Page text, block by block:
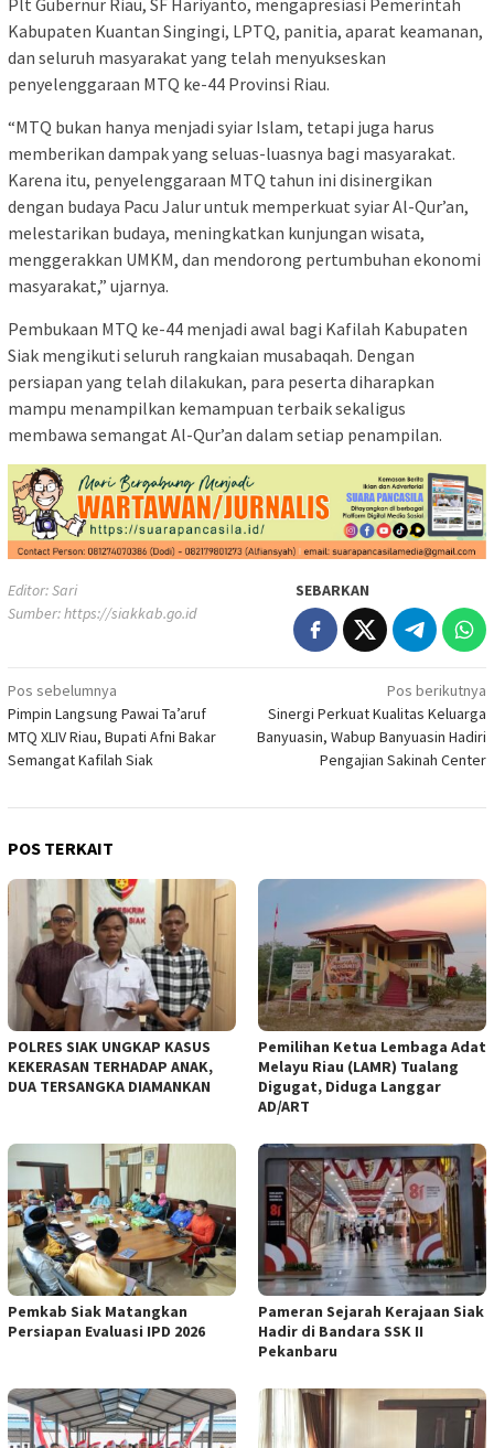
Plt Gubernur Riau, SF Hariyanto, mengapresiasi Pemerintah
Kabupaten Kuantan Singingi, LPTQ, panitia, aparat keamanan,
dan seluruh masyarakat yang telah menyukseskan
penyelenggaraan MTQ ke-44 Provinsi Riau.
“MTQ bukan hanya menjadi syiar Islam, tetapi juga harus
memberikan dampak yang seluas-luasnya bagi masyarakat.
Karena itu, penyelenggaraan MTQ tahun ini disinergikan
dengan budaya Pacu Jalur untuk memperkuat syiar Al-Qur’an,
melestarikan budaya, meningkatkan kunjungan wisata,
menggerakkan UMKM, dan mendorong pertumbuhan ekonomi
masyarakat,” ujarnya.
Pembukaan MTQ ke-44 menjadi awal bagi Kafilah Kabupaten
Siak mengikuti seluruh rangkaian musabaqah. Dengan
persiapan yang telah dilakukan, para peserta diharapkan
mampu menampilkan kemampuan terbaik sekaligus
membawa semangat Al-Qur’an dalam setiap penampilan.
Editor: Sari
Sumber:https://siakkab.go.id
SEBARKAN
Navigasi
pos
Pos sebelumnya
Pimpin Langsung Pawai Ta’aruf
MTQ XLIV Riau, Bupati Afni Bakar
Semangat Kafilah Siak
Pos berikutnya
Sinergi Perkuat Kualitas Keluarga
Banyuasin, Wabup Banyuasin Hadiri
Pengajian Sakinah Center
POS TERKAIT
POLRES SIAK UNGKAP KASUS
KEKERASAN TERHADAP ANAK,
DUA TERSANGKA DIAMANKAN
Pemilihan Ketua Lembaga Adat
Melayu Riau (LAMR) Tualang
Digugat, Diduga Langgar
AD/ART
Pemkab Siak Matangkan
Persiapan Evaluasi IPD 2026
Pameran Sejarah Kerajaan Siak
Hadir di Bandara SSK II
Pekanbaru